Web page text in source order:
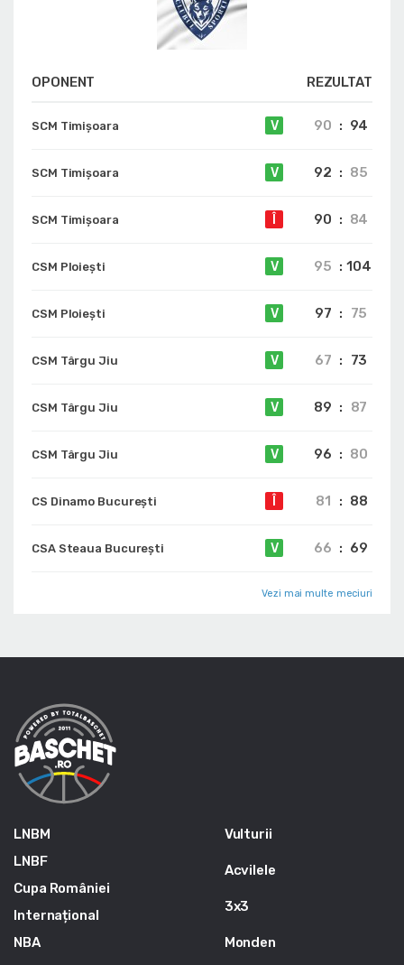
OPONENT REZULTAT
SCM Timișoara V 90 : 94
SCM Timișoara V 92 : 85
SCM Timișoara 90 : 84
CSM Ploiești V 95 : 104
CSM Ploiești V 97 : 75
CSM Târgu Jiu V 67 : 73
CSM Târgu Jiu V 89 : 87
CSM Târgu Jiu V 96 : 80
CS Dinamo Bucureşti 81 : 88
CSA Steaua București V 66 : 69
Vezi mai multe meciuri
LNBM
LNBF
Cupa României
Internațional
NBA
Vulturii
Acvilele
3x3
Monden